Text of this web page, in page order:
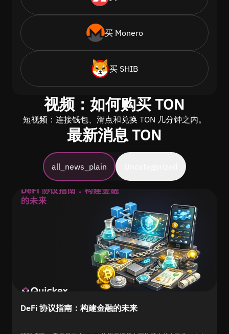
买 Monero
买 SHIB
视频：如何购买 TON
短视频：连接钱包、滑点和兑换 TON 几分钟之内。
最新消息 TON
all_news_plain
DeFi 协议指南：构建金融的未来